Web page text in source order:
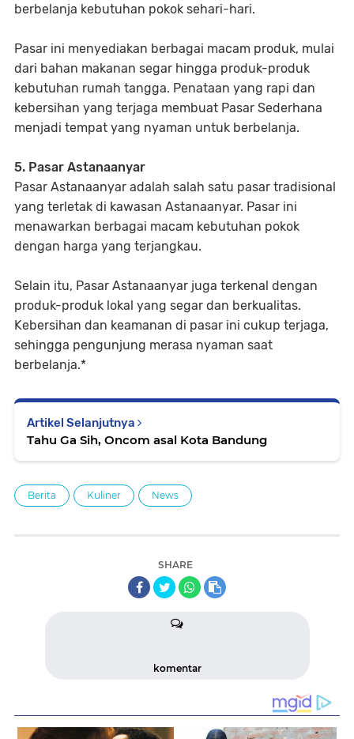
berbelanja kebutuhan pokok sehari-hari.
Pasar ini menyediakan berbagai macam produk, mulai
dari bahan makanan segar hingga produk-produk
kebutuhan rumah tangga. Penataan yang rapi dan
kebersihan yang terjaga membuat Pasar Sederhana
menjadi tempat yang nyaman untuk berbelanja.
5. Pasar Astanaanyar
Pasar Astanaanyar adalah salah satu pasar tradisional
yang terletak di kawasan Astanaanyar. Pasar ini
menawarkan berbagai macam kebutuhan pokok
dengan harga yang terjangkau.
Selain itu, Pasar Astanaanyar juga terkenal dengan
produk-produk lokal yang segar dan berkualitas.
Kebersihan dan keamanan di pasar ini cukup terjaga,
sehingga pengunjung merasa nyaman saat
berbelanja.*
Artikel Selanjutnya
Tahu Ga Sih, Oncom asal Kota Bandung
Berita Kuliner News
SHARE
komentar